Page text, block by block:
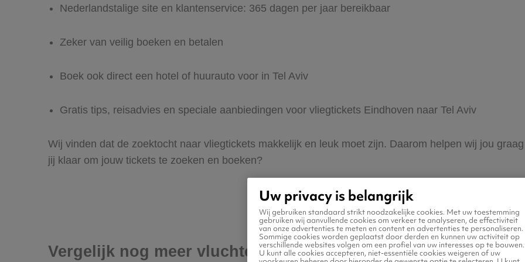
Nederlandstalige site en klantenservice: 365 dagen per jaar bereikbaar
Zeker van veilig boeken en betalen
Boek ook direct een hotel of huurauto voor in Tel Aviv
Gratis tips, reisadvies en speciale aanbiedingen voor vliegtickets Eindhoven naar Tel Aviv
Wij vinden dat de zoektocht naar vliegtickets makkelijk en leuk moet zijn. Daarom helpen wij jou
jij klaar om jouw tickets te zoeken en boeken?
Vergelijk nog meer vluchten naar Tel Aviv
Uw privacy is belangrijk
Wij gebruiken standaard strikt noodzakelijke cookies. Met uw toestemming
gebruiken wij aanvullende cookies om verkeer te analyseren, de effectiviteit
van onze advertenties te meten en content en advertenties te personaliseren.
Sommige cookies worden geplaatst door derden en kunnen uw activiteit op
verschillende websites volgen om een profiel van uw interesses op te bouwen.
U kunt alle cookies accepteren, niet-essentiële cookies weigeren of uw